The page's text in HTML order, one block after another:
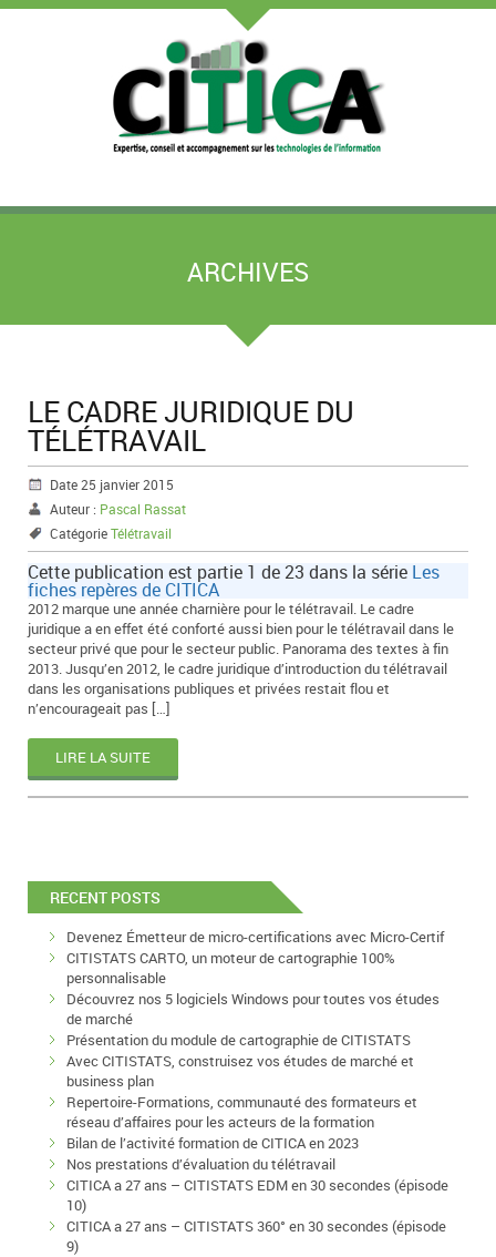
ARCHIVES
LE CADRE JURIDIQUE DU
TÉLÉTRAVAIL
Date 25 janvier 2015
Auteur : Pascal Rassat
CatégorieTélétravail
Cette publication est partie 1 de 23 dans la série Les
fiches repères de CITICA
2012 marque une année charnière pour le télétravail. Le cadre
juridique a en effet été conforté aussi bien pour le télétravail dans le
secteur privé que pour le secteur public. Panorama des textes à fin
2013. Jusqu’en 2012, le cadre juridique d’introduction du télétravail
dans les organisations publiques et privées restait flou et
n’encourageait pas […]
LIRE LA SUITE
RECENT POSTS
Devenez Émetteur de micro-certifications avec Micro-Certif
CITISTATS CARTO, un moteur de cartographie 100%
personnalisable
Découvrez nos 5 logiciels Windows pour toutes vos études
de marché
Présentation du module de cartographie de CITISTATS
Avec CITISTATS, construisez vos études de marché et
business plan
Repertoire-Formations, communauté des formateurs et
réseau d’affaires pour les acteurs de la formation
Bilan de l’activité formation de CITICA en 2023
Nos prestations d’évaluation du télétravail
CITICA a 27 ans – CITISTATS EDM en 30 secondes (épisode
10)
CITICA a 27 ans – CITISTATS 360° en 30 secondes (épisode
9)